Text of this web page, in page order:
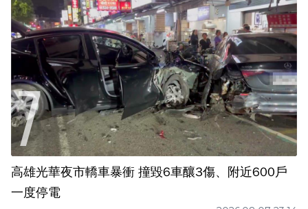
高雄光華夜市轎車暴衝 撞毀6車釀3傷、附近600戶
一度停電